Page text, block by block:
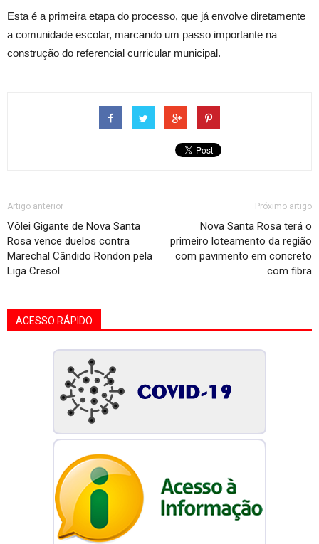
Esta é a primeira etapa do processo, que já envolve diretamente
a comunidade escolar, marcando um passo importante na
construção do referencial curricular municipal.
Artigo anterior
Vôlei Gigante de Nova Santa
Rosa vence duelos contra
Marechal Cândido Rondon pela
Liga Cresol
Próximo artigo
Nova Santa Rosa terá o
primeiro loteamento da região
com pavimento em concreto
com fibra
ACESSO RÁPIDO